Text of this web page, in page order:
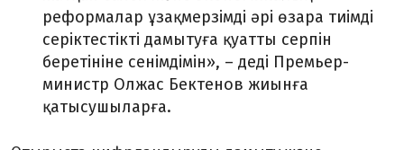
реформалар ұзақмерзімді әрі өзара тиімді
серіктестікті дамытуға қуатты серпін
беретініне сенімдімін», – деді Премьер-
министр Олжас Бектенов жиынға
қатысушыларға.